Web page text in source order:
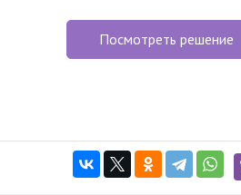
Посмотреть решение